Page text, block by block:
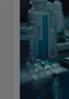
seguridad:
todo
que
necesitas